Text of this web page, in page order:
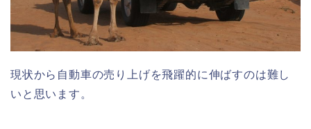
現状から自動車の売り上げを飛躍的に伸ばすのは難し
いと思います。